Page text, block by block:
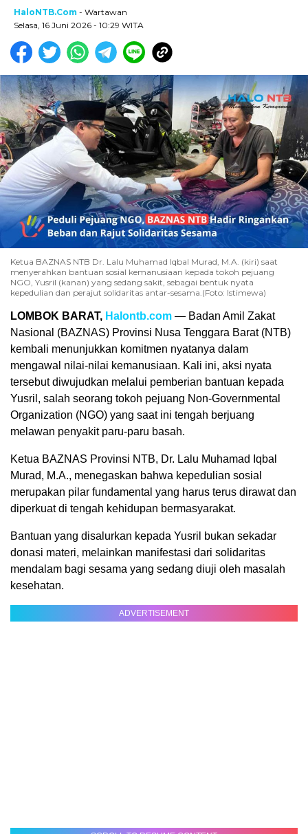
HaloNTB.com - Wartawan
Selasa, 16 Juni 2026 - 10:29 WITA
Ketua BAZNAS NTB Dr. Lalu Muhamad Iqbal Murad, M.A. (kiri) saat
menyerahkan bantuan sosial kemanusiaan kepada tokoh pejuang
NGO, Yusril (kanan) yang sedang sakit, sebagai bentuk nyata
kepedulian dan perajut solidaritas antar-sesama.(Foto: Istimewa)
LOMBOK BARAT, Halontb.com — Badan Amil Zakat
Nasional (BAZNAS) Provinsi Nusa Tenggara Barat (NTB)
kembali menunjukkan komitmen nyatanya dalam
mengawal nilai-nilai kemanusiaan. Kali ini, aksi nyata
tersebut diwujudkan melalui pemberian bantuan kepada
Yusril, salah seorang tokoh pejuang Non-Governmental
Organization (NGO) yang saat ini tengah berjuang
melawan penyakit paru-paru basah.
Ketua BAZNAS Provinsi NTB, Dr. Lalu Muhamad Iqbal
Murad, M.A., menegaskan bahwa kepedulian sosial
merupakan pilar fundamental yang harus terus dirawat dan
diperkuat di tengah kehidupan bermasyarakat.
Bantuan yang disalurkan kepada Yusril bukan sekadar
donasi materi, melainkan manifestasi dari solidaritas
mendalam bagi sesama yang sedang diuji oleh masalah
kesehatan.
ADVERTISEMENT